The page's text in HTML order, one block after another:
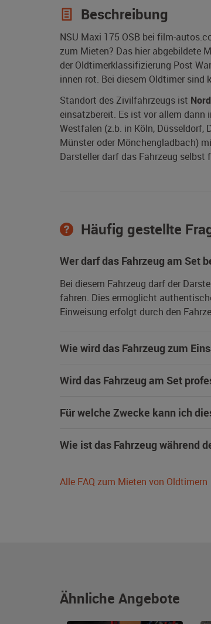
Beschreibung
NSU Maxi 175 OSB bei film-
zum Mieten? Das hier abgebildete
der Oldtimerklassifizierung Post
innen rot. Bei diesem Oldtimer sind
Standort des Zivilfahrzeugs ist
einsatzbereit. Es ist vor allem dann
Westfalen (z.b. in Köln, Düsseldorf,
Münster oder Mönchengladbach)
Darsteller darf das Fahrzeug selbst
Häufig gestellte
Wer darf das Fahrzeug am Set
Bei diesem Fahrzeug darf der
fahren. Dies ermöglicht
Einweisung erfolgt durch den
Wie wird das Fahrzeug zum
Wird das Fahrzeug am Set
Für welche Zwecke kann ich
Wie ist das Fahrzeug während
Alle FAQ zum Mieten von Oldtimern
Ähnliche Angebote